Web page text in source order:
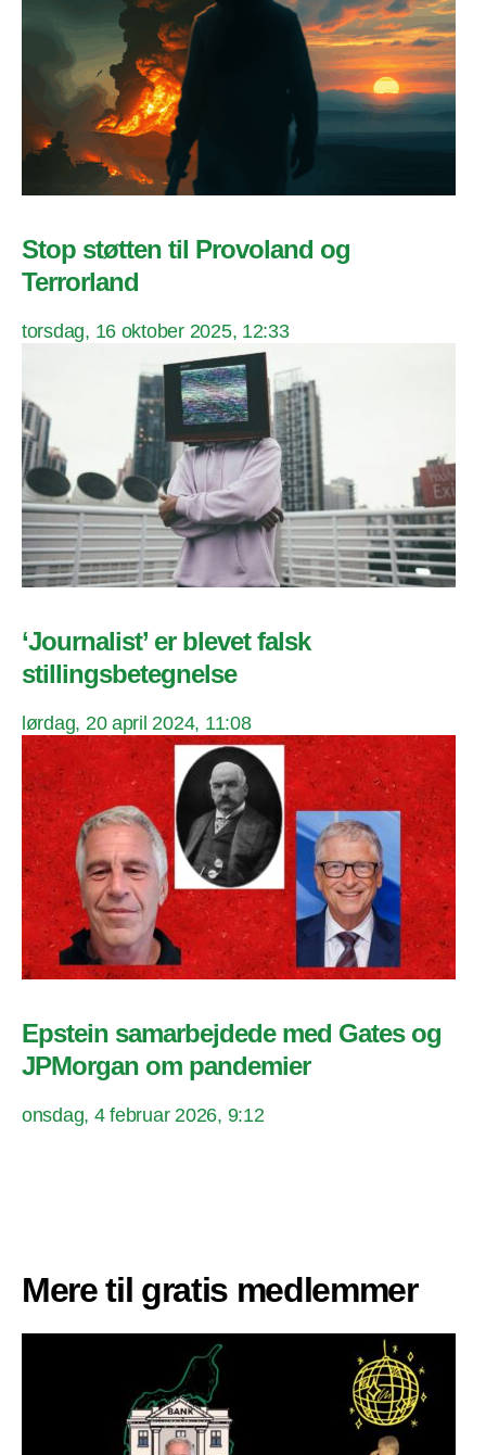
Stop støtten til Provoland og
Terrorland
torsdag, 16 oktober 2025, 12:33
‘Journalist’ er blevet falsk
stillingsbetegnelse
lørdag, 20 april 2024, 11:08
Epstein samarbejdede med Gates og
JPMorgan om pandemier
onsdag, 4 februar 2026, 9:12
Mere til gratis medlemmer